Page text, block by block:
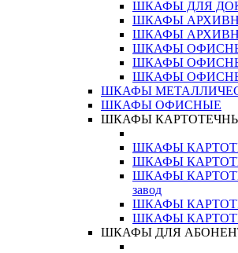
ШКАФЫ ДЛЯ
ШКАФЫ
ШКАФЫ
ШКАФЫ
ШКАФЫ
ШКАФЫ
ШКАФЫ
ШКАФЫ ОФИСНЫЕ
ШКАФЫ
ШКАФЫ
ШКАФЫ
ШКАФЫ
завод
ШКАФЫ
ШКАФЫ
ШКАФЫ ДЛЯ